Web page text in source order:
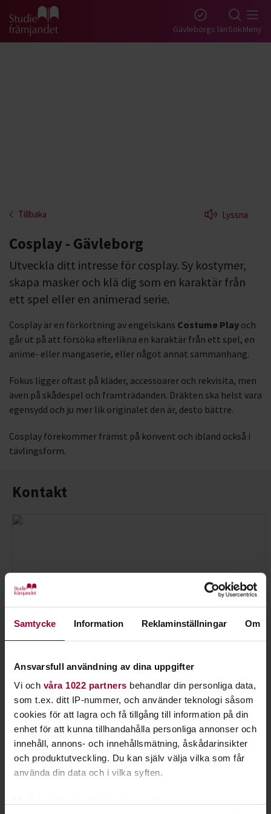
Samtycke Information Reklaminställningar Om
Ansvarsfull användning av dina uppgifter
Vi och våra 1022 partners behandlar din personliga data,
som t.ex. ditt IP-nummer, och använder teknologi såsom
cookies för att lagra och få tillgång till information på din
enhet för att kunna tillhandahålla personliga annonser och
innehåll, annons- och innehållsmätning, åskådarinsikter
och produktutveckling. Du kan själv välja vilka som får
använda din data och i vilka syften.
Gå till studiefrämjandets startsida Gävleborgs länSökMeny
Tillbaka Lyssna
Cosplay - Gävleborg
Utveckla ditt intresse för cosplay. Sy kostymer,
skapa masker och klä dig som en karaktär från
ett spel eller en animerad serie.
Cosplay är en förkortning av engelskans Costume Play och
går ut på att försöka efterlikna en karaktär från ett spel, en
anime- eller mangaserie, eller något annat sammanhang.
Fokus ligger oftast på kläder, accessoarer och rekvisita, men
även på skådespel och framträdanden. Dräkten ska helst vara
egensydd och ju mer lik originalet den är, desto bättre.
Cosplay förekommer främst på konvent och ibland också i
tävlingsform.
Kontakt
Philip Sterner
Verksamhetsutvecklare Musik, Kultur & Spelkultur
Skicka e-post
070-617 44 85